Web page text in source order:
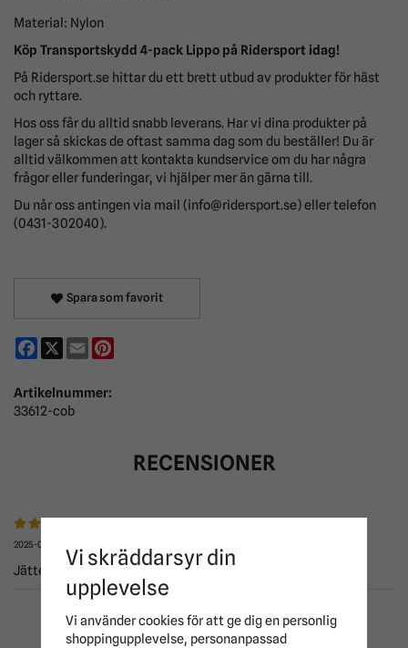
Material: Nylon
Köp Transportskydd 4-pack Lippo på Ridersport idag!
På Ridersport.se hittar du ett brett utbud av produkter för häst
och ryttare.
Hos oss får du alltid snabb leverans. Har vi dina produkter på
lager så skickas de oftast samma dag som du beställer! Du är
alltid välkommen att kontakta kundservice om du har några
frågor eller funderingar, vi hjälper mer än gärna till.
Du når oss antingen via mail (info@ridersport.se) eller telefon
(0431-302040).
Spara som favorit
Facebook
X Email
Artikelnummer:
33612-cob
RECENSIONER
2025-01-24
Jättebra
ANDRA KÖPTE ÄVEN
Vi skräddarsyr din
upplevelse
Vi använder cookies för att ge dig en personlig
shoppingupplevelse, personanpassad